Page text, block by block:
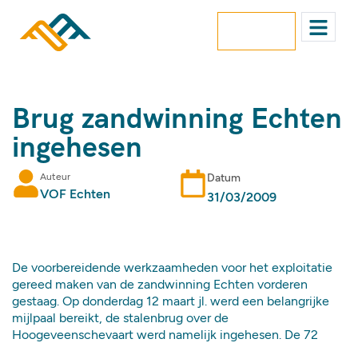
Brug zandwinning Echten
ingehesen
Auteur
VOF Echten
Datum
31/03/2009
De voorbereidende werkzaamheden voor het exploitatie
gereed maken van de zandwinning Echten vorderen
gestaag. Op donderdag 12 maart jl. werd een belangrijke
mijlpaal bereikt, de stalenbrug over de
Hoogeveenschevaart werd namelijk ingehesen. De 72